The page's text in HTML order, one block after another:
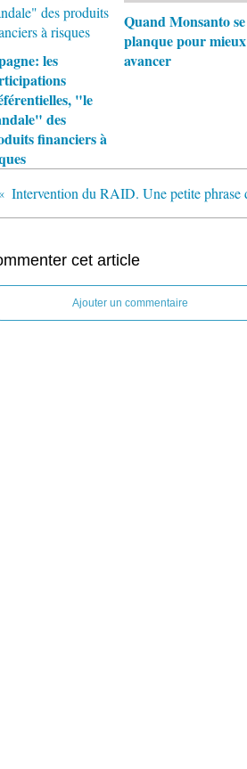
les
"le
des
financiers à
Quand Monsanto se
planque pour mieux
avancer
cet article
Ajouter un commentaire